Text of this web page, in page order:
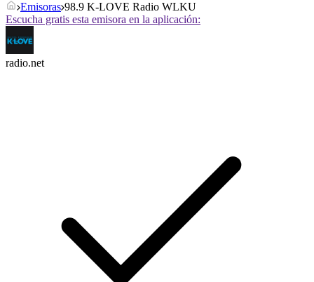
Emisoras 98.9 K-LOVE Radio WLKU
Escucha gratis esta emisora en la aplicación:
radio.net